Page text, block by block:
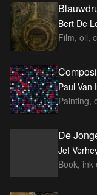
Bert De
Film, oil,
Paul Van
Painting,
De
Jef
Book, ink